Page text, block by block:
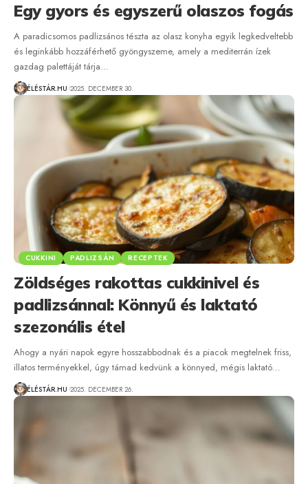
Egy gyors és egyszerű olaszos fogás
A paradicsomos padlizsános tészta az olasz konyha egyik legkedveltebb
és leginkább hozzáférhető gyöngyszeme, amely a mediterrán ízek
gazdag palettáját tárja…
ÉLÉSTÁR.HU 2025. DECEMBER 30.
CUKKINI PADLIZSÁN RECEPTEK
Zöldséges rakottas cukkinivel és
padlizsánnal: Könnyű és laktató
szezonális étel
Ahogy a nyári napok egyre hosszabbodnak és a piacok megtelnek friss,
illatos terményekkel, úgy támad kedvünk a könnyed, mégis laktató…
ÉLÉSTÁR.HU 2025. DECEMBER 26.